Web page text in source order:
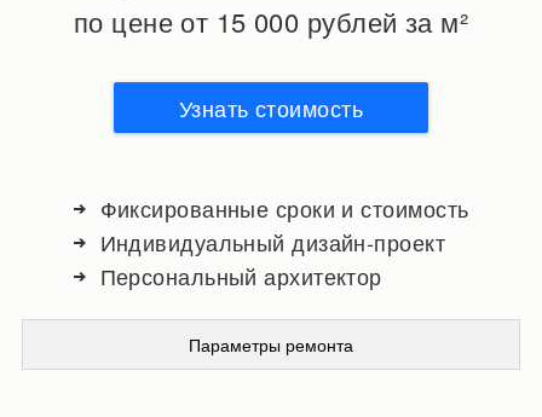
по цене от 15 000 рублей за м²
Узнать стоимость
Фиксированные сроки и стоимость
Индивидуальный дизайн-проект
Персональный архитектор
Параметры ремонта